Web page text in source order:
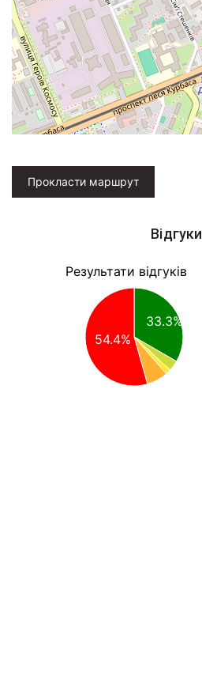
Прокласти маршрут
Відгуки
Результати відгуків
33.3%
54.4%